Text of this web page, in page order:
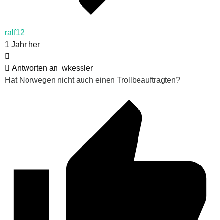
ralf12
1 Jahr her
Antworten an wkessler
Hat Norwegen nicht auch einen Trollbeauftragten?